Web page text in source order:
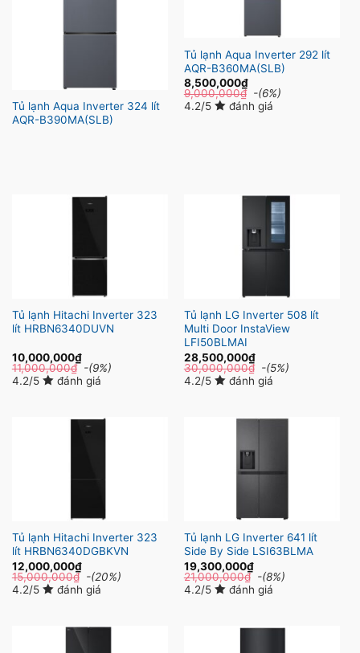
Tủ lạnh Aqua Inverter 324 lít
AQR-B390MA(SLB)
Tủ lạnh Aqua Inverter 292 lít
AQR-B360MA(SLB)
8,500,000₫
9,000,000₫ -(6%)
4.2/5
đánh giá
Tủ lạnh Hitachi Inverter 323
lít HRBN6340DUVN
10,000,000₫
11,000,000₫ -(9%)
4.2/5
đánh giá
Tủ lạnh LG Inverter 508 lít
Multi Door InstaView
LFI50BLMAI
28,500,000₫
30,000,000₫ -(5%)
4.2/5
đánh giá
Tủ lạnh Hitachi Inverter 323
lít HRBN6340DGBKVN
12,000,000₫
15,000,000₫ -(20%)
4.2/5
đánh giá
Tủ lạnh LG Inverter 641 lít
Side By Side LSI63BLMA
19,300,000₫
21,000,000₫ -(8%)
4.2/5
đánh giá